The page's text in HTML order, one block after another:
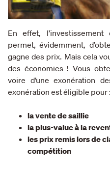
En effet,
permet, évidemment,
gagne des prix. Mais cela
des économies ! Vous
voire d’une exonération
exonération est éligible pour :
la vente de saillie
la plus-value à la
les prix remis lors de
compétition